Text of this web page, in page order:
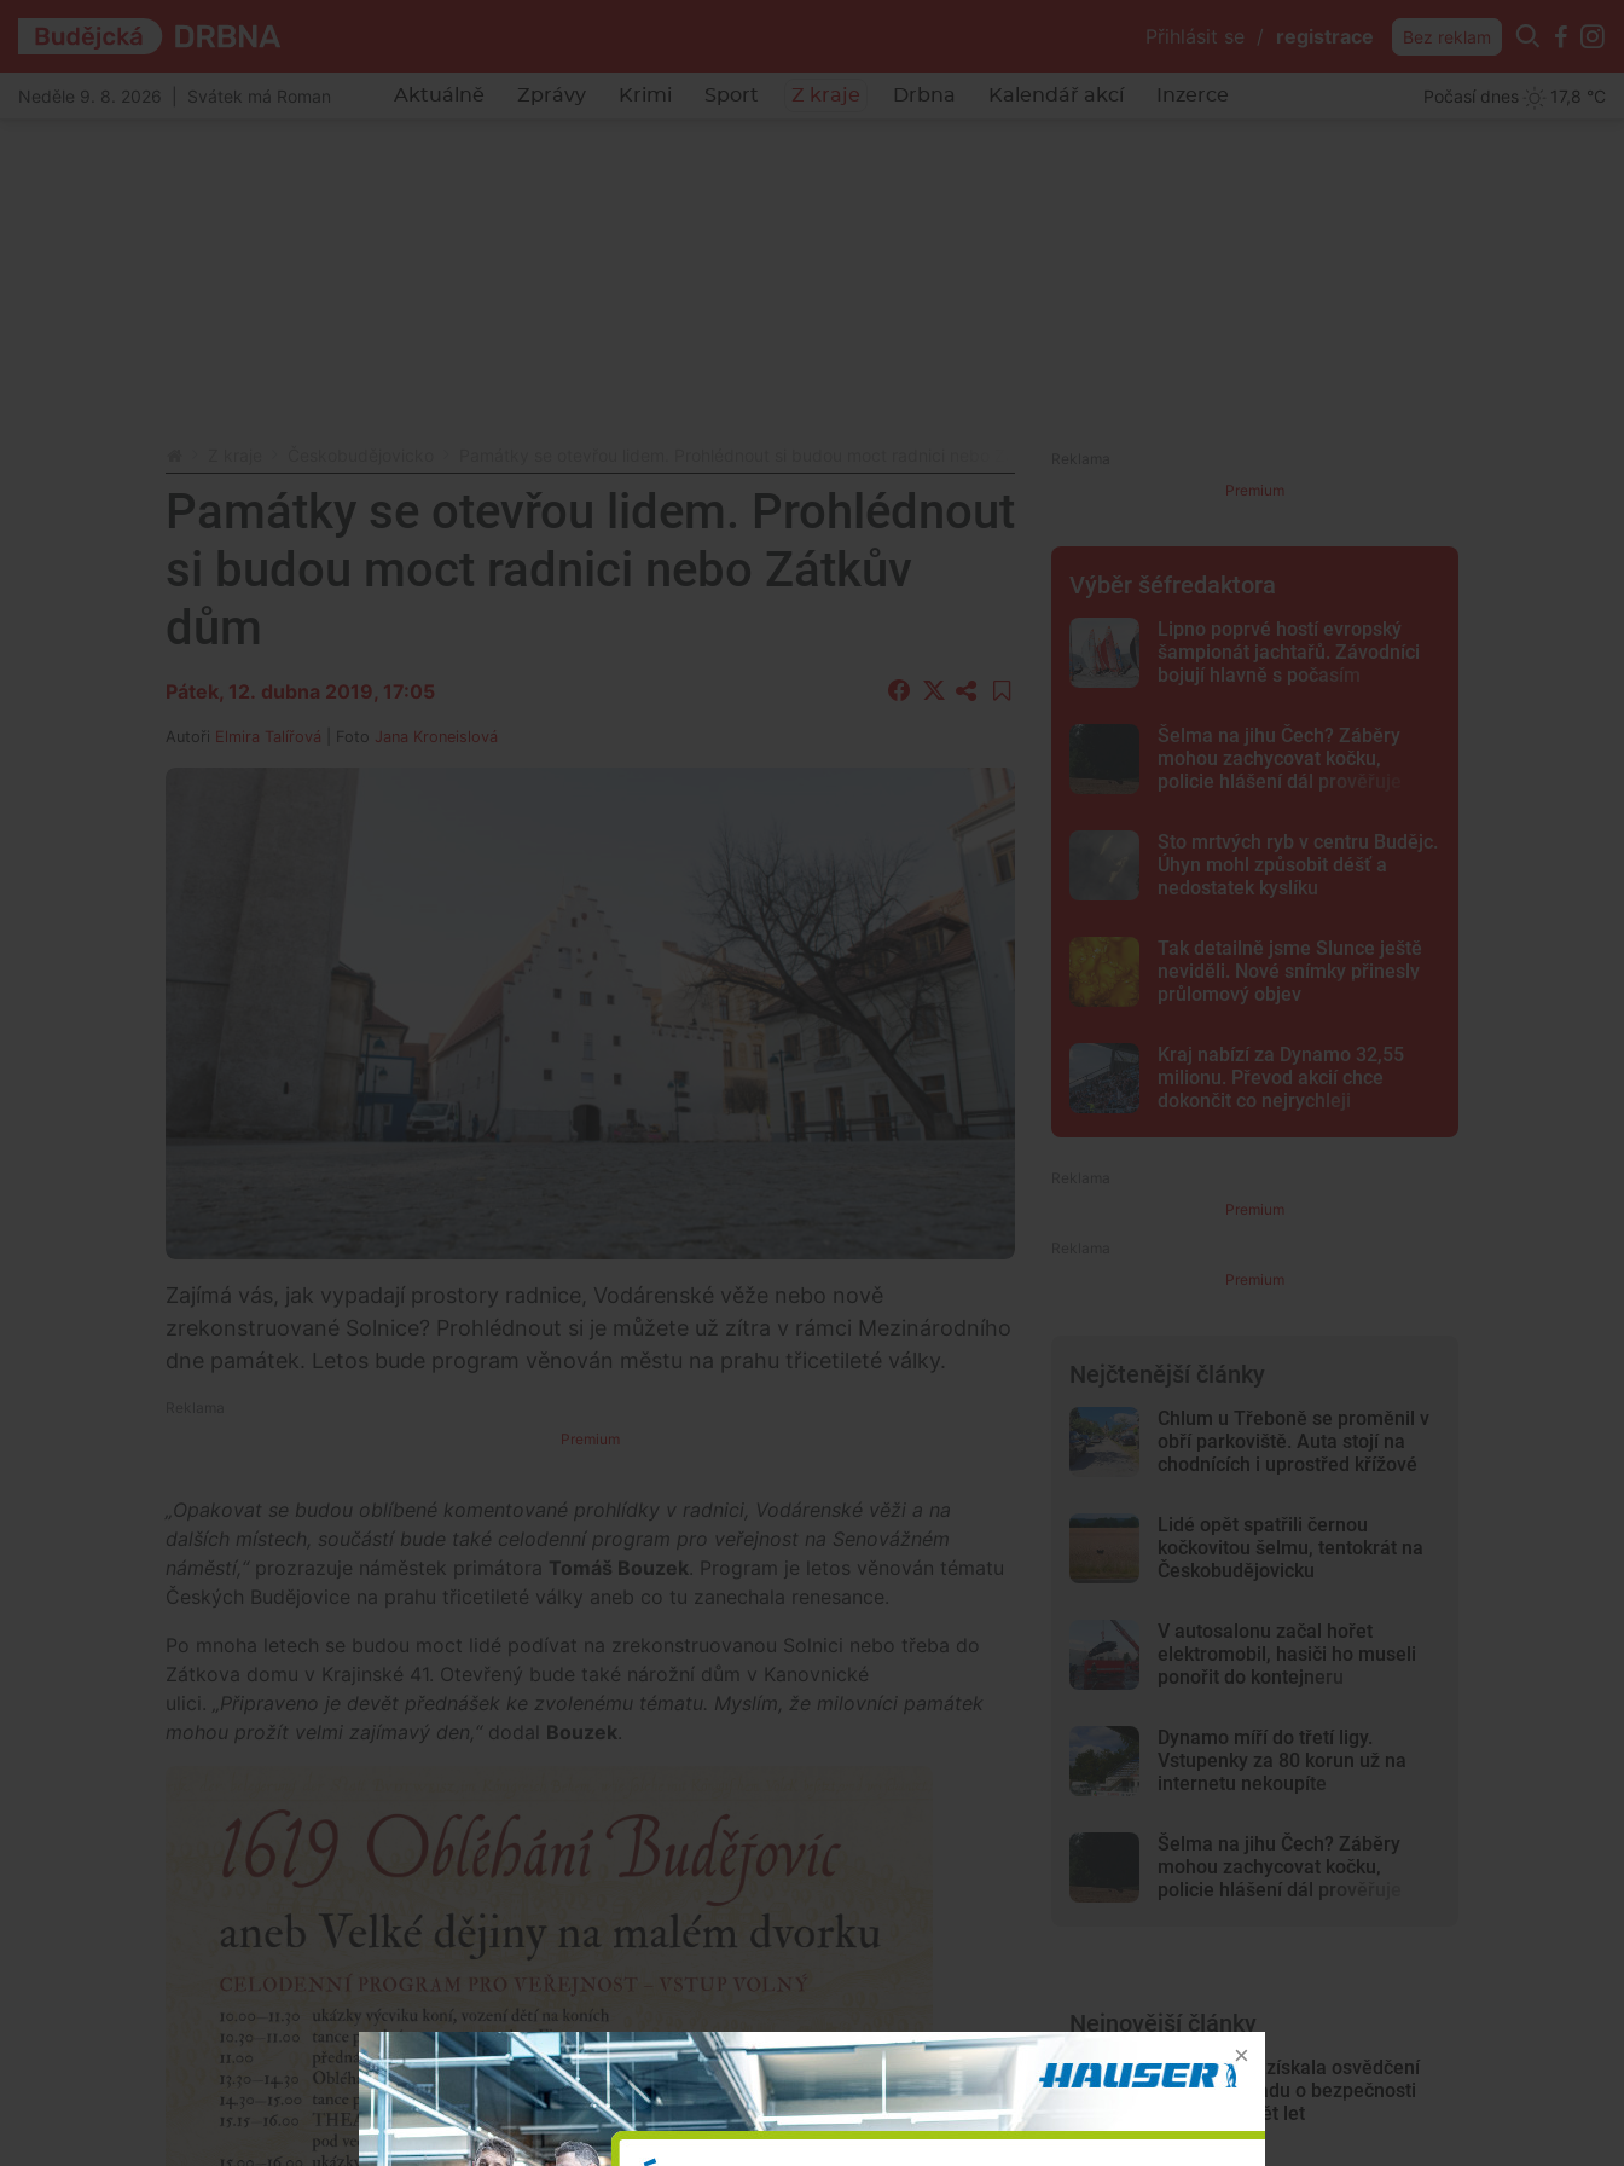
Přihlásit se / registrace Bez reklam
Neděle 9. 8. 2026 | Svátek má Roman Aktuálně Zprávy Krimi Sport Z kraje Drbna Kalendář akcí Inzerce Počasí dnes 17,8 °C
Památky se otevřou lidem. Prohlédnout
si budou moct radnici nebo Zátkův
dům
Pátek, 12. dubna 2019, 17:05
Autoři Elmira Talířová | Foto Jana Kroneislová
Zajímá vás, jak vypadají prostory radnice, Vodárenské věže nebo nově
zrekonstruované Solnice? Prohlédnout si je můžete už zítra v rámci Mezinárodního
dne památek. Letos bude program věnován městu na prahu třicetileté války.
Premium
„Opakovat se budou oblíbené komentované prohlídky v radnici, Vodárenské věži a na
dalších místech, součástí bude také celodenní program pro veřejnost na Senovážném
náměstí,“ prozrazuje náměstek primátora Tomáš Bouzek. Program je letos věnován tématu
Českých Budějovice na prahu třicetileté války aneb co tu zanechala renesance.
Po mnoha letech se budou moct lidé podívat na zrekonstruovanou Solnici nebo třeba do
Zátkova domu v Krajinské 41. Otevřený bude také nárožní dům v Kanovnické
ulici.
„Připraveno je devět přednášek ke zvolenému tématu. Myslím, že milovníci památek
mohou prožít velmi zajímavý den,“ dodal Bouzek.
Premium
Výběr šéfredaktora
Lipno poprvé hostí evropský
šampionát jachtařů. Závodníci
bojují hlavně s počasím
Šelma na jihu Čech? Záběry
mohou zachycovat kočku,
policie hlášení dál prověřuje
Sto mrtvých ryb v centru Budějc.
Úhyn mohl způsobit déšť a
nedostatek kyslíku
Tak detailně jsme Slunce ještě
neviděli. Nové snímky přinesly
průlomový objev
Kraj nabízí za Dynamo 32,55
milionu. Převod akcií chce
dokončit co nejrychleji
Premium
Premium
Nejčtenější články
Chlum u Třeboně se proměnil v
obří parkoviště. Auta stojí na
chodnících i uprostřed křížové
Lidé opět spatřili černou
kočkovitou šelmu, tentokrát na
Českobudějovicku
V autosalonu začal hořet
elektromobil, hasiči ho museli
ponořit do kontejneru
Dynamo míří do třetí ligy.
Vstupenky za 80 korun už na
internetu nekoupíte
Šelma na jihu Čech? Záběry
mohou zachycovat kočku,
policie hlášení dál prověřuje
Nejnovější články
Úzkokolejka získala osvědčení
Drážního úřadu o bezpečnosti
na dalších pět let